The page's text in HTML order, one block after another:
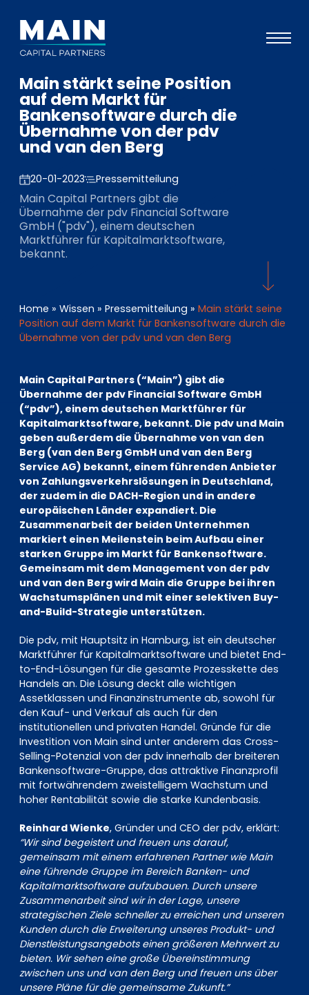
Portfolio
Ansatz
Wissen
Veranstaltungen
Investoren
ESG
EN DE FR
Investor Portal
Pulse login
Main stärkt seine Position
auf dem Markt für
Bankensoftware durch die
Übernahme von der pdv
und van den Berg
20-01-2023 Pressemitteilung
Main Capital Partners gibt die
Übernahme der pdv Financial Software
GmbH ("pdv"), einem deutschen
Marktführer für Kapitalmarktsoftware,
bekannt.
Home » Wissen » Pressemitteilung » Main stärkt seine
Position auf dem Markt für Bankensoftware durch die
Übernahme von der pdv und van den Berg
Main Capital Partners (“Main”) gibt die
Übernahme der pdv Financial Software GmbH
(“pdv”), einem deutschen Marktführer für
Kapitalmarktsoftware, bekannt. Die pdv und Main
geben außerdem die Übernahme von van den
Berg (van den Berg GmbH und van den Berg
Service AG) bekannt, einem führenden Anbieter
von Zahlungsverkehrslösungen in Deutschland,
der zudem in die DACH-Region und in andere
europäischen Länder expandiert. Die
Zusammenarbeit der beiden Unternehmen
markiert einen Meilenstein beim Aufbau einer
starken Gruppe im Markt für Bankensoftware.
Gemeinsam mit dem Management von der pdv
und van den Berg wird Main die Gruppe bei ihren
Wachstumsplänen und mit einer selektiven Buy-
and-Build-Strategie unterstützen.
Die pdv, mit Hauptsitz in Hamburg, ist ein deutscher
Marktführer für Kapitalmarktsoftware und bietet End-
to-End-Lösungen für die gesamte Prozesskette des
Handels an. Die Lösung deckt alle wichtigen
Assetklassen und Finanzinstrumente ab, sowohl für
den Kauf- und Verkauf als auch für den
institutionellen und privaten Handel. Gründe für die
Investition von Main sind unter anderem das Cross-
Selling-Potenzial von der pdv innerhalb der breiteren
Bankensoftware-Gruppe, das attraktive Finanzprofil
mit fortwährendem zweistelligem Wachstum und
hoher Rentabilität sowie die starke Kundenbasis.
Reinhard Wienke, Gründer und CEO der pdv, erklärt:
“Wir sind begeistert und freuen uns darauf,
gemeinsam mit einem erfahrenen Partner wie Main
eine führende Gruppe im Bereich Banken- und
Kapitalmarktsoftware aufzubauen. Durch unsere
Zusammenarbeit sind wir in der Lage, unsere
strategischen Ziele schneller zu erreichen und unseren
Kunden durch die Erweiterung unseres Produkt- und
Dienstleistungsangebots einen größeren Mehrwert zu
bieten. Wir sehen eine große Übereinstimmung
zwischen uns und van den Berg und freuen uns über
unsere Pläne für die gemeinsame Zukunft.”